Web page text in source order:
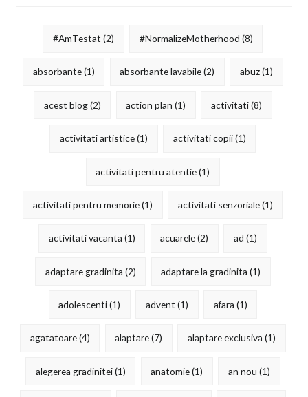
#AmTestat (2) #NormalizeMotherhood (8)
absorbante(1) absorbante lavabile(2) abuz(1)
acest blog(2) action plan (1) activitati(8)
activitati artistice(1) activitati copii(1)
activitati pentru atentie(1)
activitati pentru memorie(1) activitati senzoriale(1)
activitati vacanta (1) acuarele(2) ad (1)
adaptare gradinita (2) adaptare la gradinita (1)
adolescenti(1) advent (1) afara (1)
agatatoare(4) alaptare(7) alaptare exclusiva (1)
alegerea gradinitei(1) anatomie(1) an nou (1)